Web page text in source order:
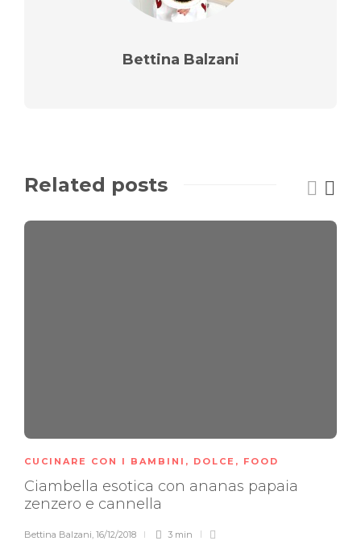
Bettina Balzani
Related posts
CUCINARE CON I BAMBINI , DOLCE , FOOD
Ciambella esotica con ananas papaia
zenzero e cannella
Bettina Balzani, 16/12/2018 3 min